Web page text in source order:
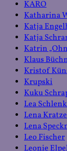
KARO
Katharina
Katja
Katja
Katrin
Klaus
Kristof
Krupski
Kuku
Lea
Lena
Lena
Leo Fischer
Leonie